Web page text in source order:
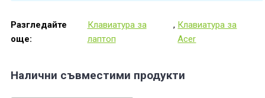
Разгледайте
още:
Клавиатура за
лаптоп
, Клавиатура за
Acer
Налични съвместими продукти